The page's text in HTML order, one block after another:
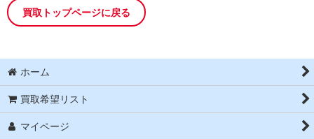
買取トップページに戻る
ホーム
買取希望リスト
マイページ